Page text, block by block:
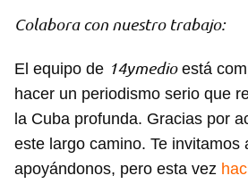
Colabora con nuestro trabajo:
El equipo de 14ymedioestá
hacer un periodismo serio que
la Cuba profunda. Gracias por
este largo camino. Te invitamos
apoyándonos, pero esta vez